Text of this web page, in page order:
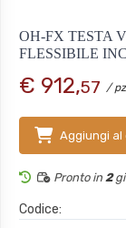
OH-FX TESTA
FLESSIBILE
€ 912,57 / pz
Aggiungi al
Pronto in 2
Codice: